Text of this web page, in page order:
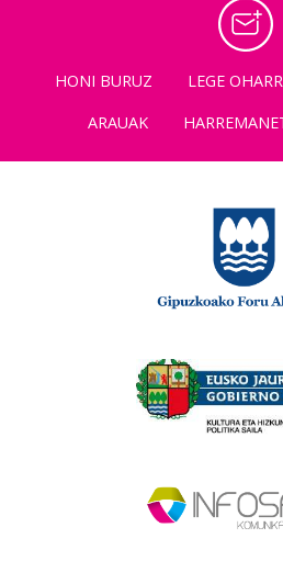
HONI BURUZ LEGE
ARAUAK